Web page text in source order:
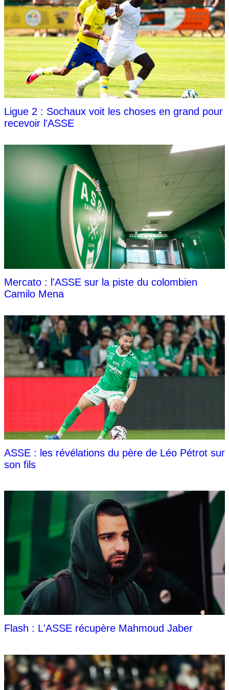
Ligue 2 : Sochaux voit les choses en grand pour
recevoir l'ASSE
Mercato : l'ASSE sur la piste du colombien
Camilo Mena
ASSE : les révélations du père de Léo Pétrot sur
son fils
Flash : L'ASSE récupère Mahmoud Jaber